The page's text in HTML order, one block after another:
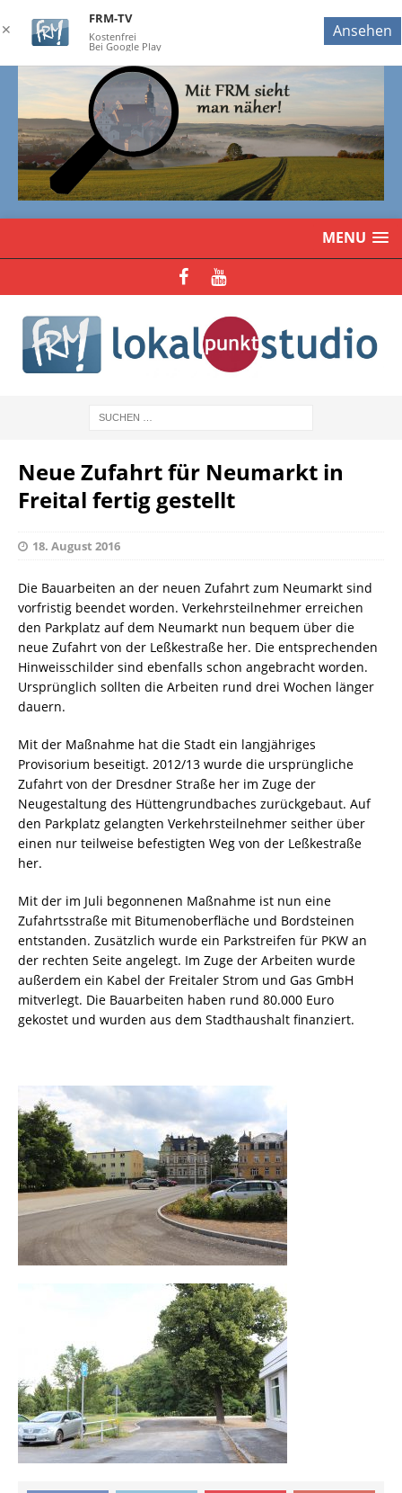
MENU
Neue Zufahrt für Neumarkt in
Freital fertig gestellt
18. August 2016
Die Bauarbeiten an der neuen Zufahrt zum Neumarkt sind
vorfristig beendet worden. Verkehrsteilnehmer erreichen
den Parkplatz auf dem Neumarkt nun bequem über die
neue Zufahrt von der Leßkestraße her. Die entsprechenden
Hinweisschilder sind ebenfalls schon angebracht worden.
Ursprünglich sollten die Arbeiten rund drei Wochen länger
dauern.
Mit der Maßnahme hat die Stadt ein langjähriges
Provisorium beseitigt. 2012/13 wurde die ursprüngliche
Zufahrt von der Dresdner Straße her im Zuge der
Neugestaltung des Hüttengrundbaches zurückgebaut. Auf
den Parkplatz gelangten Verkehrsteilnehmer seither über
einen nur teilweise befestigten Weg von der Leßkestraße
her.
Mit der im Juli begonnenen Maßnahme ist nun eine
Zufahrtsstraße mit Bitumenoberfläche und Bordsteinen
entstanden. Zusätzlich wurde ein Parkstreifen für PKW an
der rechten Seite angelegt. Im Zuge der Arbeiten wurde
außerdem ein Kabel der Freitaler Strom und Gas GmbH
mitverlegt. Die Bauarbeiten haben rund 80.000 Euro
gekostet und wurden aus dem Stadthaushalt finanziert.
✕
FRM-TV
Kostenfrei
Bei Google Play
Ansehen